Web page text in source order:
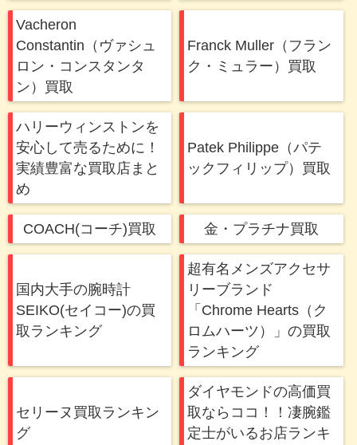
Vacheron
Constantin（ヴァシュ
ロン・コンスタンタ
ン）買取
Franck Muller（フラン
ク・ミュラー）買取
ハリーウィンストンを
安心して売るために！
実績豊富な買取店まと
め
Patek Philippe（パテ
ックフィリップ）買取
COACH(コーチ)買取 金・プラチナ買取
国内大手の腕時計
SEIKO(セイコー)の買
取ランキング
超有名メンズアクセサ
リーブランド
「Chrome Hearts（ク
ロムハーツ）」の買取
ランキング
セリーヌ買取ランキン
グ
ダイヤモンドの高価買
取ならココ！！凄腕鑑
定士がいるお店ランキ